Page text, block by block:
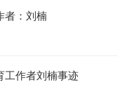
者：刘楠
作者刘楠事迹